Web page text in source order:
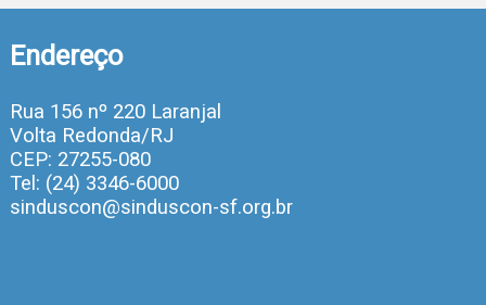
Endereço
Rua 156 nº 220 Laranjal
Volta Redonda/RJ
CEP: 27255-080
Tel: (24) 3346-6000
sinduscon@sinduscon-sf.org.br